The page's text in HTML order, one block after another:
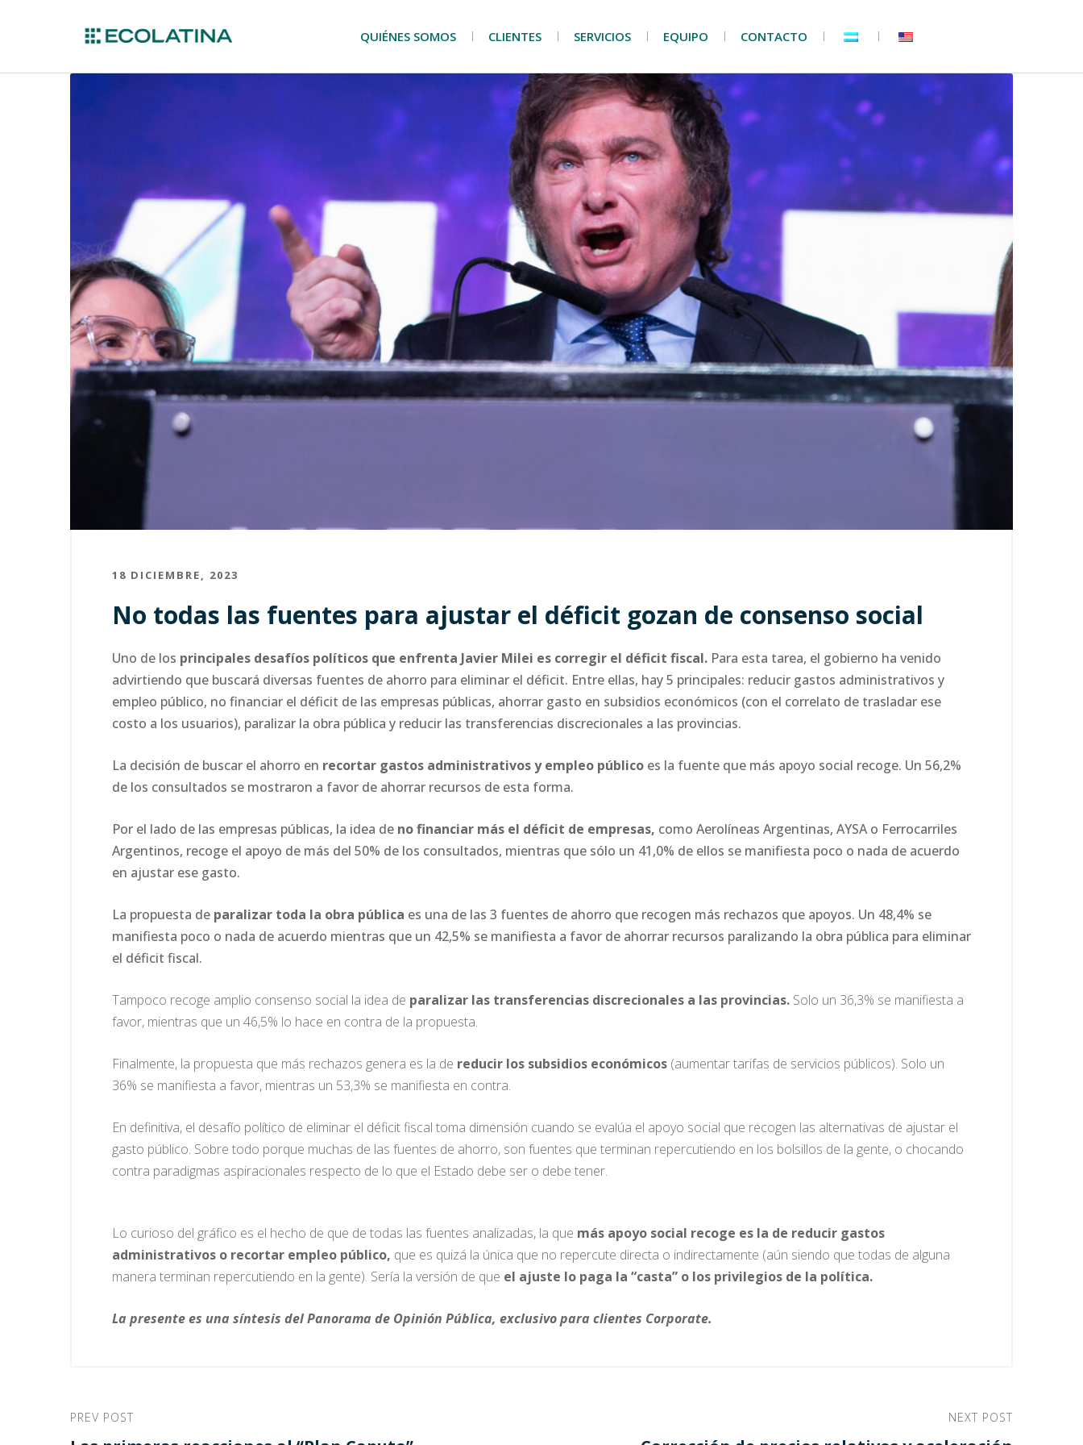
QUIÉNES SOMOS CLIENTES SERVICIOS EQUIPO CONTACTO
18 DICIEMBRE, 2023
No todas las fuentes para ajustar el déficit gozan de consenso social
Uno de los principales desafíos políticos que enfrenta Javier Milei es corregir el déficit fiscal. Para esta tarea, el gobierno ha venido
advirtiendo que buscará diversas fuentes de ahorro para eliminar el déficit. Entre ellas, hay 5 principales: reducir gastos administrativos y
empleo público, no financiar el déficit de las empresas públicas, ahorrar gasto en subsidios económicos (con el correlato de trasladar ese
costo a los usuarios), paralizar la obra pública y reducir las transferencias discrecionales a las provincias.
La decisión de buscar el ahorro en recortar gastos administrativos y empleo público es la fuente que más apoyo social recoge. Un 56,2%
de los consultados se mostraron a favor de ahorrar recursos de esta forma.
Por el lado de las empresas públicas, la idea de no financiar más el déficit de empresas, como Aerolíneas Argentinas, AYSA o Ferrocarriles
Argentinos, recoge el apoyo de más del 50% de los consultados, mientras que sólo un 41,0% de ellos se manifiesta poco o nada de acuerdo
en ajustar ese gasto.
La propuesta de paralizar toda la obra pública es una de las 3 fuentes de ahorro que recogen más rechazos que apoyos. Un 48,4% se
manifiesta poco o nada de acuerdo mientras que un 42,5% se manifiesta a favor de ahorrar recursos paralizando la obra pública para eliminar
el déficit fiscal.
Tampoco recoge amplio consenso social la idea de paralizar las transferencias discrecionales a las provincias. Solo un 36,3% se manifiesta a
favor, mientras que un 46,5% lo hace en contra de la propuesta.
Finalmente, la propuesta que más rechazos genera es la de reducir los subsidios económicos (aumentar tarifas de servicios públicos). Solo un
36% se manifiesta a favor, mientras un 53,3% se manifiesta en contra.
En definitiva, el desafío político de eliminar el déficit fiscal toma dimensión cuando se evalúa el apoyo social que recogen las alternativas de ajustar el
gasto público. Sobre todo porque muchas de las fuentes de ahorro, son fuentes que terminan repercutiendo en los bolsillos de la gente, o chocando
contra paradigmas aspiracionales respecto de lo que el Estado debe ser o debe tener.
Lo curioso del gráfico es el hecho de que de todas las fuentes analizadas, la que más apoyo social recoge es la de reducir gastos
administrativos o recortar empleo público, que es quizá la única que no repercute directa o indirectamente (aún siendo que todas de alguna
manera terminan repercutiendo en la gente). Sería la versión de que el ajuste lo paga la “casta” o los privilegios de la política.
La presente es una síntesis del Panorama de Opinión Pública, exclusivo para clientes Corporate.
PREV POST NEXT POST